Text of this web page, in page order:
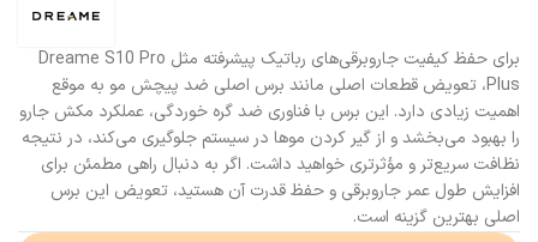
برای حفظ کیفیت جاروبرقی‌های رباتیک پیشرفته مثل Dreame S10 Pro
Plus، تعویض قطعات اصلی مانند برس اصلی ضد پیچش مو به موقع
اهمیت زیادی دارد. این برس با فناوری ضد گره خوردگی، عملکرد مکش جارو
را بهبود می‌بخشد و از گیر کردن موها در سیستم جلوگیری می‌کند، در نتیجه
نظافت سریع‌تر و مؤثرتری خواهید داشت. اگر به دنبال راهی مطمئن برای
افزایش طول عمر جاروبرقی و حفظ قدرت آن هستید، تعویض این برس
اصلی بهترین گزینه است.